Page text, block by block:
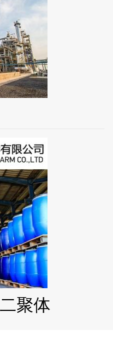
聚体